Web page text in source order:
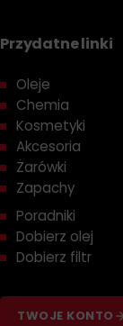
Przydatne linki
Oleje
Chemia
Kosmetyki
Akcesoria
Żarówki
Zapachy
Poradniki
Dobierz olej
Dobierz filtr
TWOJE KONTO